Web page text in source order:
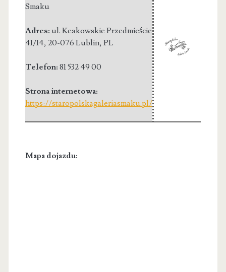
Smaku
Adres: ul. Keakowskie Przedmieście
41/14, 20-076 Lublin, PL
Telefon: 81 532 49 00
Strona internetowa:
https://staropolskagaleriasmaku.pl/
Mapa dojazdu: